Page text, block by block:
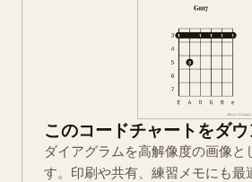
このコードチャートをダ
ダイアグラムを高解像度の画像と
す。印刷や共有、練習メモにも最